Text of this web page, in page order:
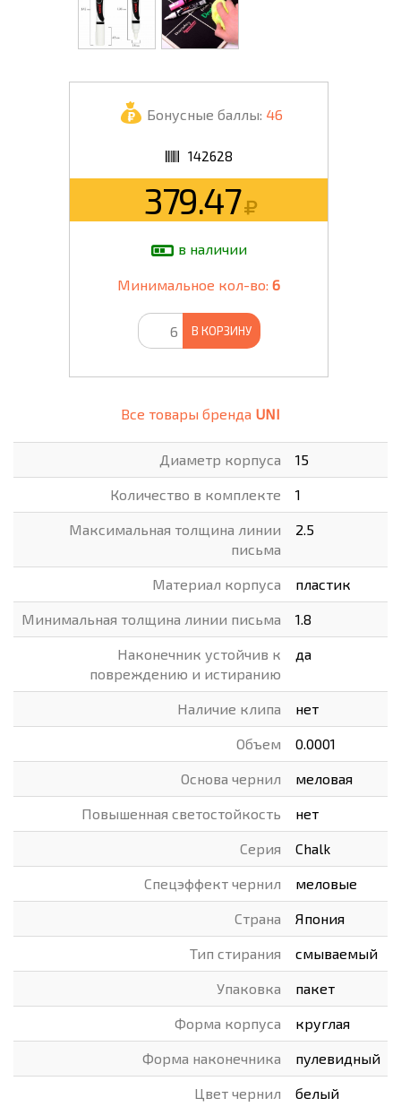
Бонусные баллы: 46
142628
379.47
в наличии
Минимальное кол-во: 6
В КОРЗИНУ
Все товары бренда UNI
Диаметр корпуса 15
Количество в комплекте 1
Максимальная толщина линии
письма
2.5
Материал корпуса пластик
Минимальная толщина линии письма 1.8
Наконечник устойчив к
повреждению и истиранию
да
Наличие клипа нет
Объем 0.0001
Основа чернил меловая
Повышенная светостойкость нет
Серия Chalk
Спецэффект чернил меловые
Страна Япония
Тип стирания смываемый
Упаковка пакет
Форма корпуса круглая
Форма наконечника пулевидный
Цвет чернил белый